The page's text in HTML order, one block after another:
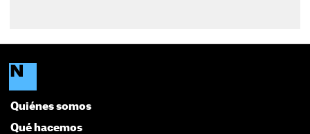
Quiénes somos
Qué hacemos